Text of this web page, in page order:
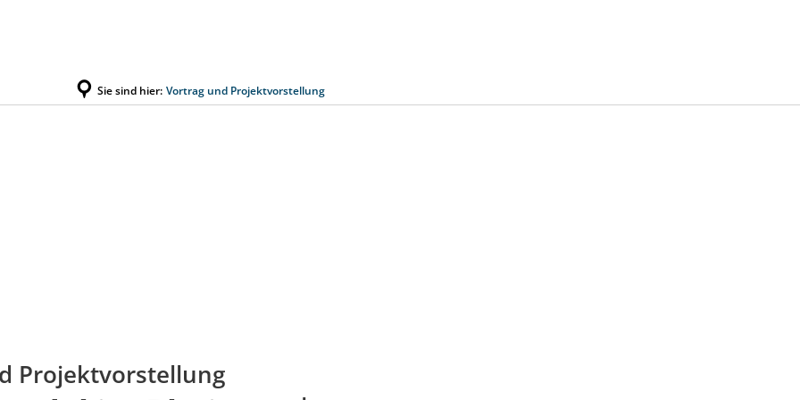
LEBEN IN WALLUF TOURISMUS
Sie sind hier: Vortrag und Projektvorstellung
Projektvorstellung